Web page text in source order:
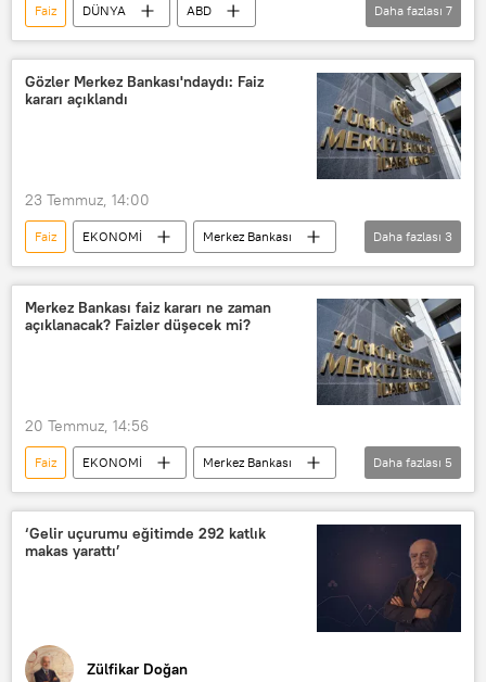
Faiz DÜNYA
ABD
Savunma bütçesi
Kamu Borcu
Kredi
Vergi
Küresel Güney
Pekin
Daha fazlası 7
Gözler Merkez Bankası'ndaydı: Faiz
kararı açıklandı
23 Temmuz, 14:00
Faiz EKONOMİ
Merkez Bankası
Türkiye Cumhuriyet Merkez Bankası
Faiz oranı
PPK
Daha fazlası 3
Merkez Bankası faiz kararı ne zaman
açıklanacak? Faizler düşecek mi?
20 Temmuz, 14:56
Faiz EKONOMİ
Merkez Bankası
Faiz indirimi
Faiz oranı
faiz oranları
faiz artırımı
Banka
Daha fazlası 5
‘Gelir uçurumu eğitimde 292 katlık
makas yarattı’
Zülfikar Doğan